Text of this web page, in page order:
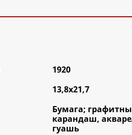
1920
13,8х21,7
Бумага;
карандаш,
гуашь